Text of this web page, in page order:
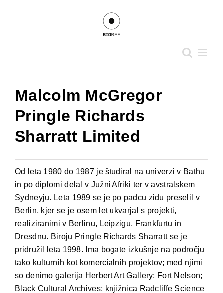
Larger
Image
Malcolm McGregor
Pringle Richards
Sharratt Limited
Od leta 1980 do 1987 je študiral na univerzi v Bathu
in po diplomi delal v Južni Afriki ter v avstralskem
Sydneyju. Leta 1989 se je po padcu zidu preselil v
Berlin, kjer se je osem let ukvarjal s projekti,
realiziranimi v Berlinu, Leipzigu, Frankfurtu in
Dresdnu. Biroju Pringle Richards Sharratt se je
pridružil leta 1998. Ima bogate izkušnje na področju
tako kulturnih kot komercialnih projektov; med njimi
so denimo galerija Herbert Art Gallery; Fort Nelson;
Black Cultural Archives; knjižnica Radcliffe Science